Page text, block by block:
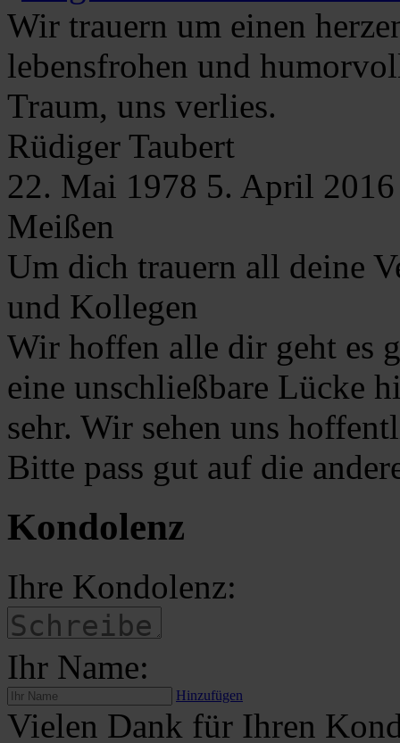
Wir trauern um einen
lebensfrohen und
Traum, uns verlies.
Rüdiger Taubert
22. Mai 1978 5. April 2016
Meißen
Um dich trauern all deine
und Kollegen
Wir hoffen alle dir geht es
eine unschließbare Lücke
sehr. Wir sehen uns
Bitte pass gut auf die
Kondolenz
Ihre Kondolenz:
Ihr Name:
Hinzufügen
Vielen Dank für Ihren